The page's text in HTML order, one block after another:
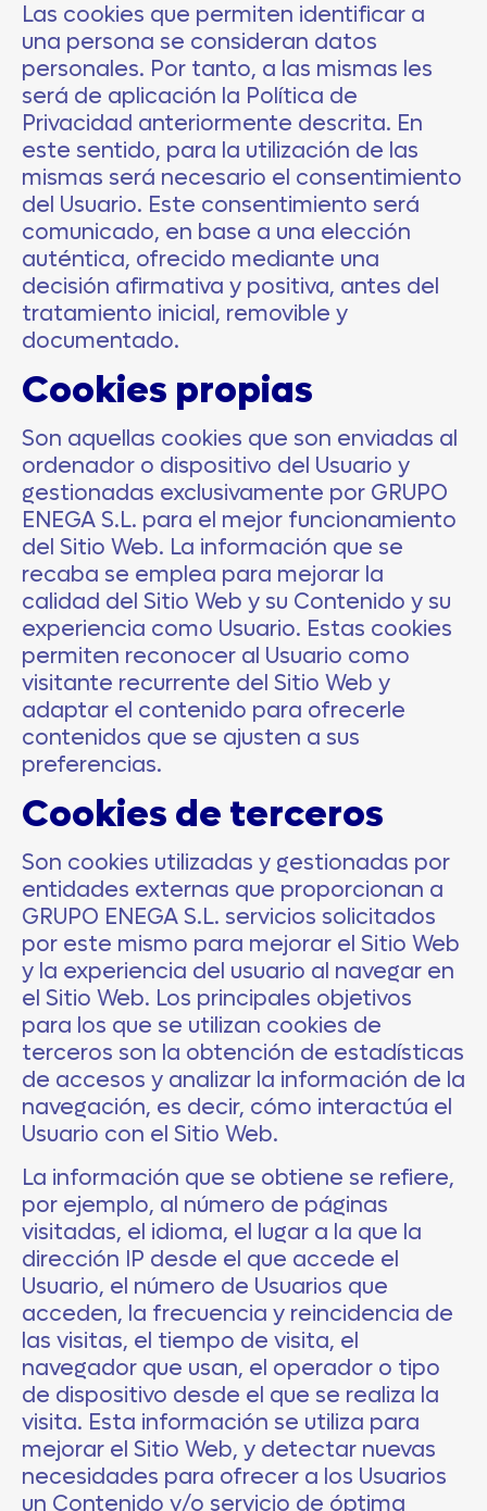
Las cookies que permiten identificar a
una persona se consideran datos
personales. Por tanto, a las mismas les
será de aplicación la Política de
Privacidad anteriormente descrita. En
este sentido, para la utilización de las
mismas será necesario el consentimiento
del Usuario. Este consentimiento será
comunicado, en base a una elección
auténtica, ofrecido mediante una
decisión afirmativa y positiva, antes del
tratamiento inicial, removible y
documentado.
Cookies propias
Son aquellas cookies que son enviadas al
ordenador o dispositivo del Usuario y
gestionadas exclusivamente por GRUPO
ENEGA S.L. para el mejor funcionamiento
del Sitio Web. La información que se
recaba se emplea para mejorar la
calidad del Sitio Web y su Contenido y su
experiencia como Usuario. Estas cookies
permiten reconocer al Usuario como
visitante recurrente del Sitio Web y
adaptar el contenido para ofrecerle
contenidos que se ajusten a sus
preferencias.
Cookies de terceros
Son cookies utilizadas y gestionadas por
entidades externas que proporcionan a
GRUPO ENEGA S.L. servicios solicitados
por este mismo para mejorar el Sitio Web
y la experiencia del usuario al navegar en
el Sitio Web. Los principales objetivos
para los que se utilizan cookies de
terceros son la obtención de estadísticas
de accesos y analizar la información de la
navegación, es decir, cómo interactúa el
Usuario con el Sitio Web.
La información que se obtiene se refiere,
por ejemplo, al número de páginas
visitadas, el idioma, el lugar a la que la
dirección IP desde el que accede el
Usuario, el número de Usuarios que
acceden, la frecuencia y reincidencia de
las visitas, el tiempo de visita, el
navegador que usan, el operador o tipo
de dispositivo desde el que se realiza la
visita. Esta información se utiliza para
mejorar el Sitio Web, y detectar nuevas
necesidades para ofrecer a los Usuarios
un Contenido y/o servicio de óptima